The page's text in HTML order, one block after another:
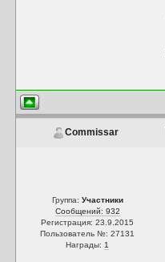
Commissar
Группа: Участники
Сообщений: 932
Регистрация: 23.9.2015
Пользователь №: 27131
Награды: 1